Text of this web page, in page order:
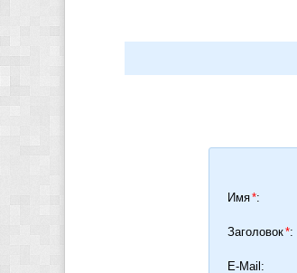
Имя*:
Заголовок*:
E-Mail: